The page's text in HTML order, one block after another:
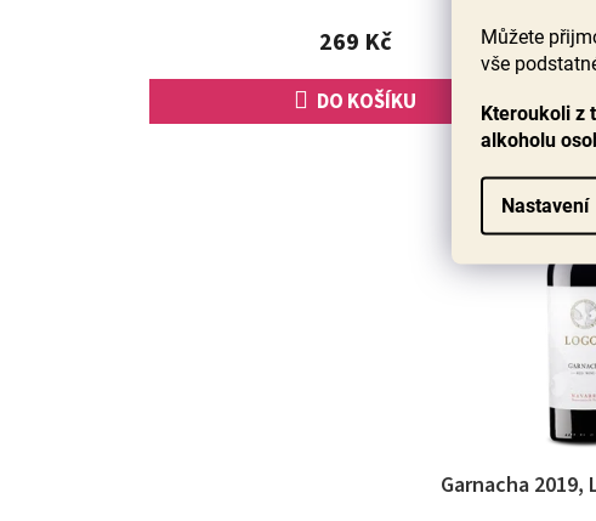
Můžete
vše
Kteroukoli z
alkoholu
Nastavení
269 Kč
DO KOŠÍKU
Garnacha 2019,